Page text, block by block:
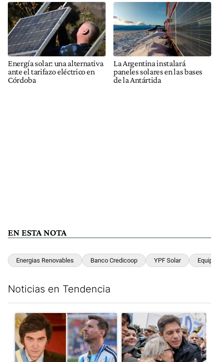
Energía solar: una alternativa
ante el tarifazo eléctrico en
Córdoba
La Argentina instalará
paneles solares en las bases
de la Antártida
EN ESTA NOTA
Energias Renovables Banco Credicoop YPF Solar
Noticias en Tendencia
Un artículo de tendencia con el título "Milei despidió a Jorge
Un artículo de tendencia con